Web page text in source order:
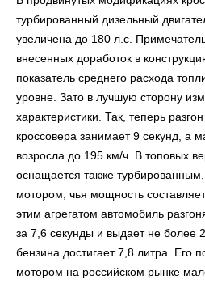
турбированный дизельный
увеличена до 180 л.с.
внесенных доработок в
показатель среднего расхода
уровне. Зато в лучшую сторону
характеристики. Так, теперь
кроссовера занимает 9 секунд, а
возросла до 195 км/ч. В топовых
оснащается также
мотором, чья мощность
этим агрегатом автомобиль
за 7,6 секунды и выдает не более
бензина достигает 7,8 литра. Его
мотором на российском рынке